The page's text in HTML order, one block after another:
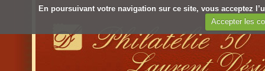
En poursuivant votre navigation sur ce site, vous acceptez
Accepter les